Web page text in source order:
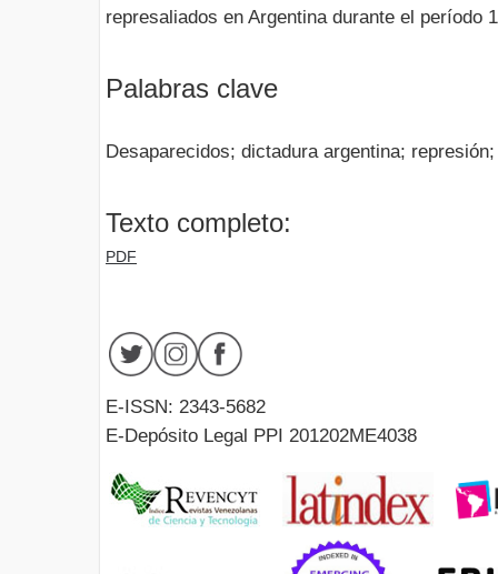
represaliados en Argentina durante el período
Palabras clave
Desaparecidos; dictadura argentina;
Texto completo:
PDF
E-ISSN: 2343-5682
E-Depósito Legal PPI 201202ME4038